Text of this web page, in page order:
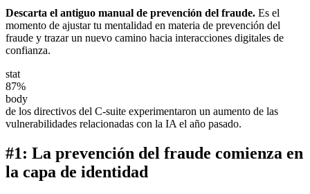
Descarta el antiguo manual de prevención del fraude. Es el
momento de ajustar tu mentalidad en materia de prevención del
fraude y trazar un nuevo camino hacia interacciones digitales de
confianza.
stat
87%
body
de los directivos del C-suite experimentaron un aumento de las
vulnerabilidades relacionadas con la IA el año pasado.
#1: La prevención del fraude comienza en
la capa de identidad